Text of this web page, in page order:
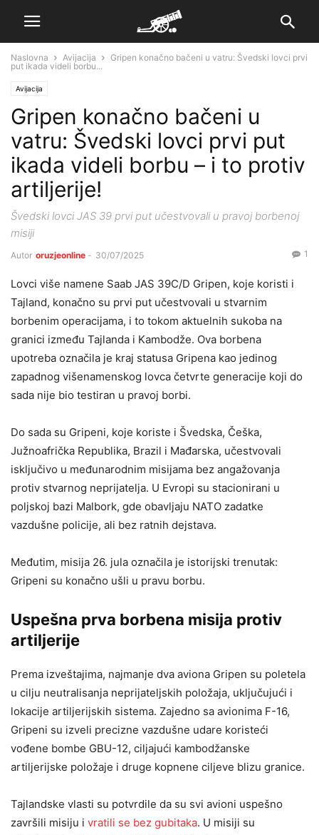
Naslovna Avijacija
Gripen konačno bačeni u vatru: Švedski lovci prvi
put ikada videli borbu...
Avijacija
Gripen konačno bačeni u
vatru: Švedski lovci prvi put
ikada videli borbu – i to protiv
artiljerije!
Švedski lovci JAS 39 prvi put učestvovali u pravoj borbenoj
misiji
Autor oruzjeonline - 30/07/2025 1
Lovci više namene Saab JAS 39C/D Gripen, koje koristi i
Tajland, konačno su prvi put učestvovali u stvarnim
borbenim operacijama, i to tokom aktuelnih sukoba na
granici između Tajlanda i Kambodže. Ova borbena
upotreba označila je kraj statusa Gripena kao jedinog
zapadnog višenamenskog lovca četvrte generacije koji do
sada nije bio testiran u pravoj borbi.
Do sada su Gripeni, koje koriste i Švedska, Češka,
Južnoafrička Republika, Brazil i Mađarska, učestvovali
isključivo u međunarodnim misijama bez angažovanja
protiv stvarnog neprijatelja. U Evropi su stacionirani u
poljskoj bazi Malbork, gde obavljaju NATO zadatke
vazdušne policije, ali bez ratnih dejstava.
Međutim, misija 26. jula označila je istorijski trenutak:
Gripeni su konačno ušli u pravu borbu.
Uspešna prva borbena misija protiv
artiljerije
Prema izveštajima, najmanje dva aviona Gripen su poletela
u cilju neutralisanja neprijateljskih položaja, uključujući i
lokacije artiljerijskih sistema. Zajedno sa avionima F-16,
Gripeni su izveli precizne vazdušne udare koristeći
vođene bombe GBU-12, ciljajući kambodžanske
artiljerijske položaje i druge kopnene ciljeve blizu granice.
Tajlandske vlasti su potvrdile da su svi avioni uspešno
završili misiju i vratili se bez gubitaka. U misiji su